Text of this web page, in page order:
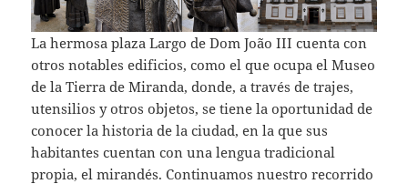
La hermosa plaza Largo de Dom João III cuenta con
otros notables edificios, como el que ocupa el Museo
de la Tierra de Miranda, donde, a través de trajes,
utensilios y otros objetos, se tiene la oportunidad de
conocer la historia de la ciudad, en la que sus
habitantes cuentan con una lengua tradicional
propia, el mirandés. Continuamos nuestro recorrido